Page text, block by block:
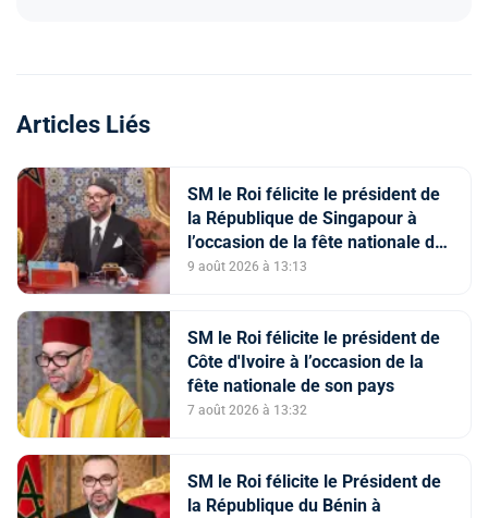
Articles Liés
SM le Roi félicite le président de
la République de Singapour à
l’occasion de la fête nationale de
son pays
9 août 2026 à 13:13
SM le Roi félicite le président de
Côte d'Ivoire à l’occasion de la
fête nationale de son pays
7 août 2026 à 13:32
SM le Roi félicite le Président de
la République du Bénin à